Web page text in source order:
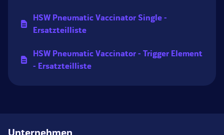
HSW Pneumatic Vaccinator Single -
Ersatzteilliste
HSW Pneumatic Vaccinator - Trigger Element
- Ersatzteilliste